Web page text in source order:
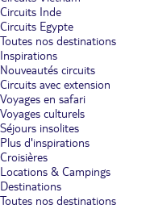
Circuits Inde
Circuits Egypte
Toutes nos destinations
Inspirations
Nouveautés circuits
Circuits avec extension
Voyages en safari
Voyages culturels
Séjours insolites
Plus d'inspirations
Croisières
Locations & Campings
Destinations
Toutes nos destinations